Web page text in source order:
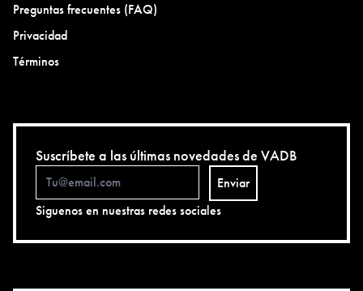
Preguntas frecuentes (FAQ)
Privacidad
Términos
Suscríbete a las últimas novedades de VADB
Enviar
Siguenos en nuestras redes sociales